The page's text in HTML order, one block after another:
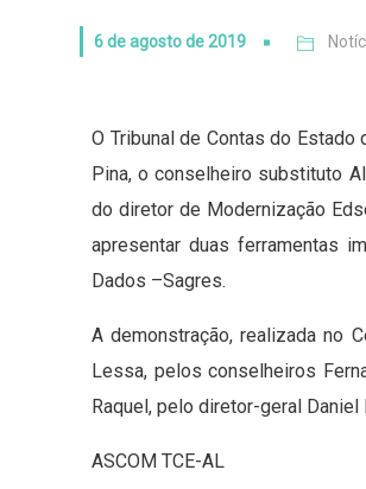
6 de agosto de 2019
O Tribunal de Contas do
Pina, o conselheiro substituto
do diretor de Modernização
apresentar duas ferramentas
Dados –Sagres.
A demonstração, realizada no
Lessa, pelos conselheiros
Raquel, pelo diretor-geral
ASCOM TCE-AL